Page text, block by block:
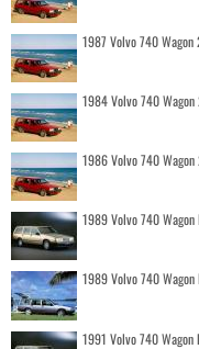
1987 Volvo 740 Wagon
1984 Volvo 740 Wagon
1986 Volvo 740
1989 Volvo 740
1989 Volvo 740
1991 Volvo 740